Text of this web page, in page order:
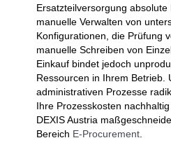
Ersatzteilversorgung absolute
manuelle Verwalten von
Konfigurationen, die Prüfung
manuelle Schreiben von
Einkauf bindet jedoch
Ressourcen in Ihrem Betrieb.
administrativen Prozesse
Ihre Prozesskosten
DEXIS Austria
Bereich E-Procurement